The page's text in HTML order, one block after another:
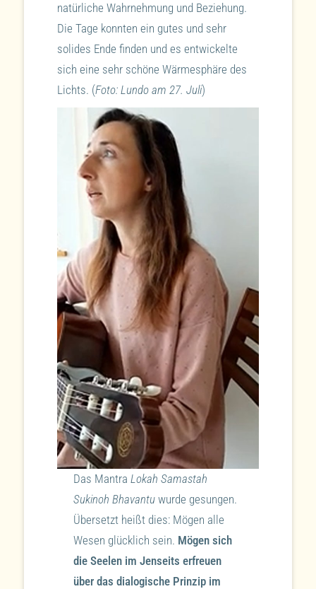
natürliche Wahrnehmung und Beziehung.
Die Tage konnten ein gutes und sehr
solides Ende finden und es entwickelte
sich eine sehr schöne Wärmesphäre des
Lichts. (Foto: Lundo am 27. Juli)
Das MantraLokah Samastah
Sukinoh Bhavantu wurde gesungen.
Übersetzt heißt dies: Mögen alle
Wesen glücklich sein. Mögen sich
die Seelen im Jenseits erfreuen
über das dialogische Prinzip im